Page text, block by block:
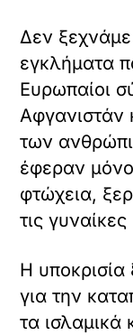
Δεν ξεχνάμε
εγκλήματα
Ευρωπαίοι
Αφγανιστάν
των
έφεραν
φτώχεια,
τις
Η υποκρισία
για την
τα ισλαμικά